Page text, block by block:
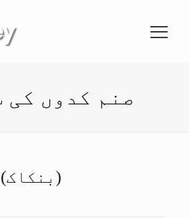
صنم کدوں کی
(بنکاک)